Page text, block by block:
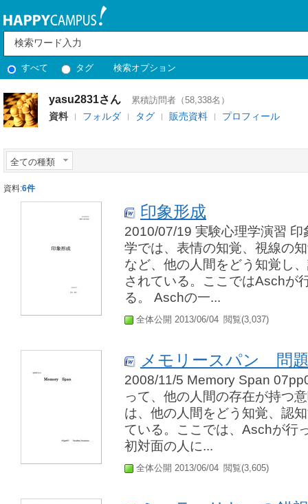
すべて タグ 検索オプション
yasu2831さん 累積訪問者（58,338名）
資料 フォルダ タグ 販売資料 プロフィール
全ての種類
資料:6件
印象形成
2010/07/19 実験心理学演習
学では、表情の知覚、視線の
など、他の人間をどう知覚し
されている。ここではAschが
る。 Aschの一...
全体公開 2013/06/04 閲覧(3,037)
メモリースパン 問
2008/11/5 Memory Span
って、他の人間の存在が持つ
は、他の人間をどう知覚、認
ている。ここでは、Aschが行
初対面の人に...
全体公開 2013/06/04 閲覧(3,605)